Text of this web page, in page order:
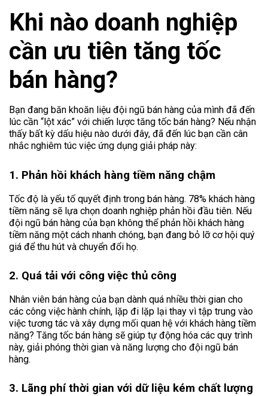
Khi nào doanh nghiệp
cần ưu tiên tăng tốc
bán hàng?
Bạn đang băn khoăn liệu đội ngũ bán hàng của mình đã đến
lúc cần “lột xác” với chiến lược tăng tốc bán hàng? Nếu nhận
thấy bất kỳ dấu hiệu nào dưới đây, đã đến lúc bạn cần cân
nhắc nghiêm túc việc ứng dụng giải pháp này:
1. Phản hồi khách hàng tiềm năng chậm
Tốc độ là yếu tố quyết định trong bán hàng. 78% khách hàng
tiềm năng sẽ lựa chọn doanh nghiệp phản hồi đầu tiên. Nếu
đội ngũ bán hàng của bạn không thể phản hồi khách hàng
tiềm năng một cách nhanh chóng, bạn đang bỏ lỡ cơ hội quý
giá để thu hút và chuyển đổi họ.
2. Quá tải với công việc thủ công
Nhân viên bán hàng của bạn dành quá nhiều thời gian cho
các công việc hành chính, lặp đi lặp lại thay vì tập trung vào
việc tương tác và xây dựng mối quan hệ với khách hàng tiềm
năng? Tăng tốc bán hàng sẽ giúp tự động hóa các quy trình
này, giải phóng thời gian và năng lượng cho đội ngũ bán
hàng.
3. Lãng phí thời gian với dữ liệu kém chất lượng